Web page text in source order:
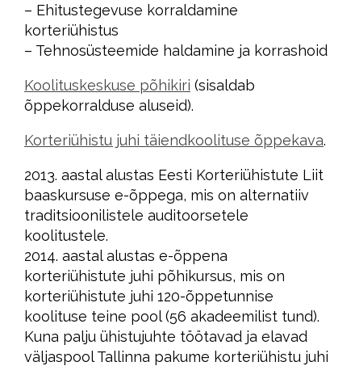
– Ehitustegevuse korraldamine
korteriühistus
– Tehnosüsteemide haldamine ja korrashoid
Koolituskeskuse põhikiri (sisaldab
õppekorralduse aluseid).
Korteriühistu juhi täiendkoolituse õppekava.
2013. aastal alustas Eesti Korteriühistute Liit
baaskursuse e-õppega, mis on alternatiiv
traditsioonilistele auditoorsetele
koolitustele.
2014. aastal alustas e-õppena
korteriühistute juhi põhikursus, mis on
korteriühistute juhi 120-õppetunnise
koolituse teine pool (56 akadeemilist tund).
Kuna palju ühistujuhte töötavad ja elavad
väljaspool Tallinna pakume korteriühistu juhi